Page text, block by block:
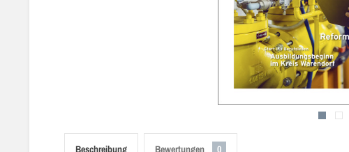
Beschreibung Bewertungen 0